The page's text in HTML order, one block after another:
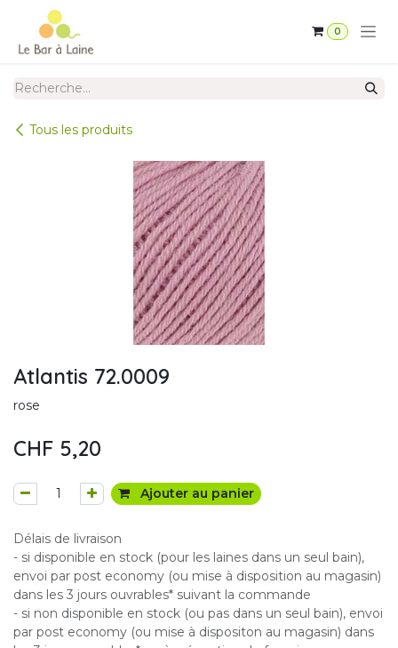
Se rendre au contenu
0
Tous les produits
Atlantis 72.0009
rose
CHF 5,20
Ajouter au panier
Délais de livraison
- si disponible en stock (pour les laines dans un seul bain),
envoi par post economy (ou mise à disposition au magasin)
dans les 3 jours ouvrables* suivant la commande
- si non disponible en stock (ou pas dans un seul bain), envoi
par post economy (ou mise à dispositon au magasin) dans